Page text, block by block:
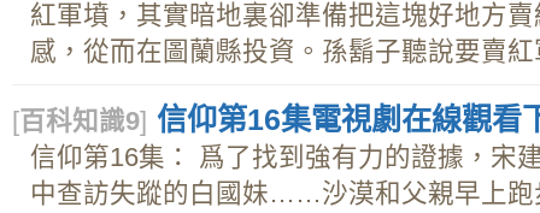
紅軍墳，其實暗地裏卻準備把這塊好地方
感，從而在圖蘭縣投資。孫鬍子聽說要賣紅
[百科知識9] 信仰第16集電視劇在線觀看
信仰第16集： 爲了找到強有力的證據，宋
中查訪失蹤的白國妹……沙漠和父親早上跑